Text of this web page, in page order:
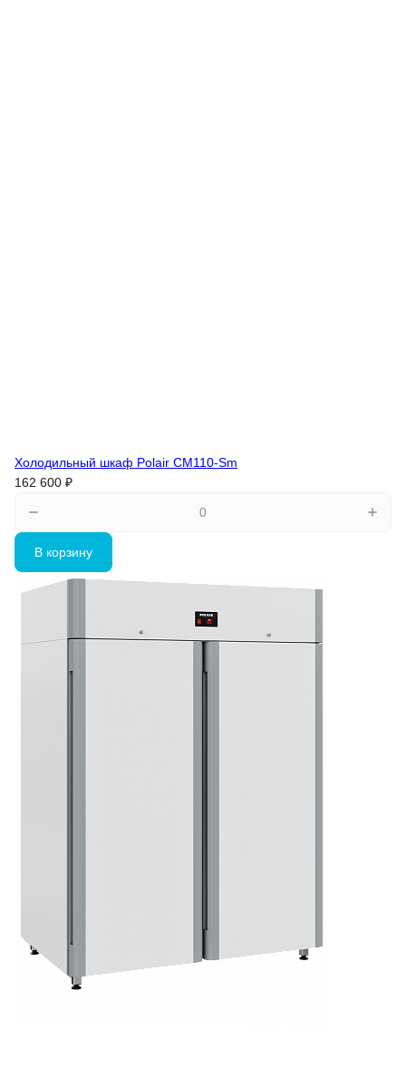
Холодильный шкаф Polair CM110-Sm
162 600 ₽
В корзину